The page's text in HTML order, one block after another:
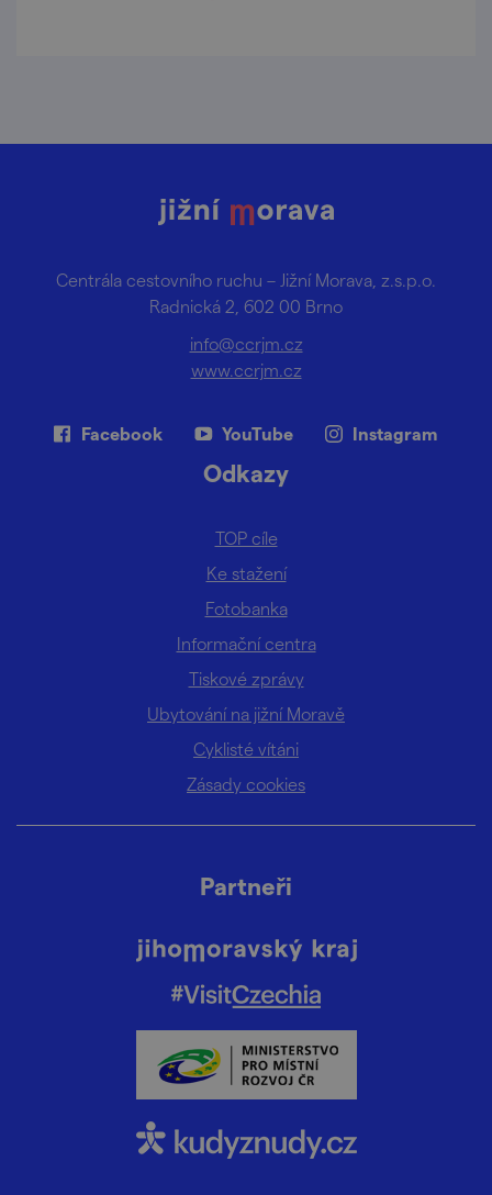
Centrála cestovního ruchu – Jižní Morava, z.s.p.o.
Radnická 2, 602 00 Brno
info@ccrjm.cz
www.ccrjm.cz
Facebook YouTube Instagram
Odkazy
TOP cíle
Ke stažení
Fotobanka
Informační centra
Tiskové zprávy
Ubytování na jižní Moravě
Cyklisté vítáni
Zásady cookies
Partneři